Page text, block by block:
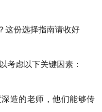
考虑以下关键因素：
造的老师，他们能够传